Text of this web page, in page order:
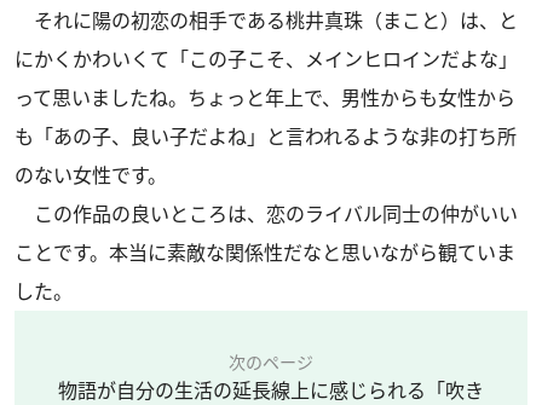
それに陽の初恋の相手である桃井真珠（まこと）は、と
にかくかわいくて「この子こそ、メインヒロインだよな」
って思いましたね。ちょっと年上で、男性からも女性から
も「あの子、良い子だよね」と言われるような非の打ち所
のない女性です。
この作品の良いところは、恋のライバル同士の仲がいい
ことです。本当に素敵な関係性だなと思いながら観ていま
した。
次のページ
物語が自分の生活の延長線上に感じられる「吹き